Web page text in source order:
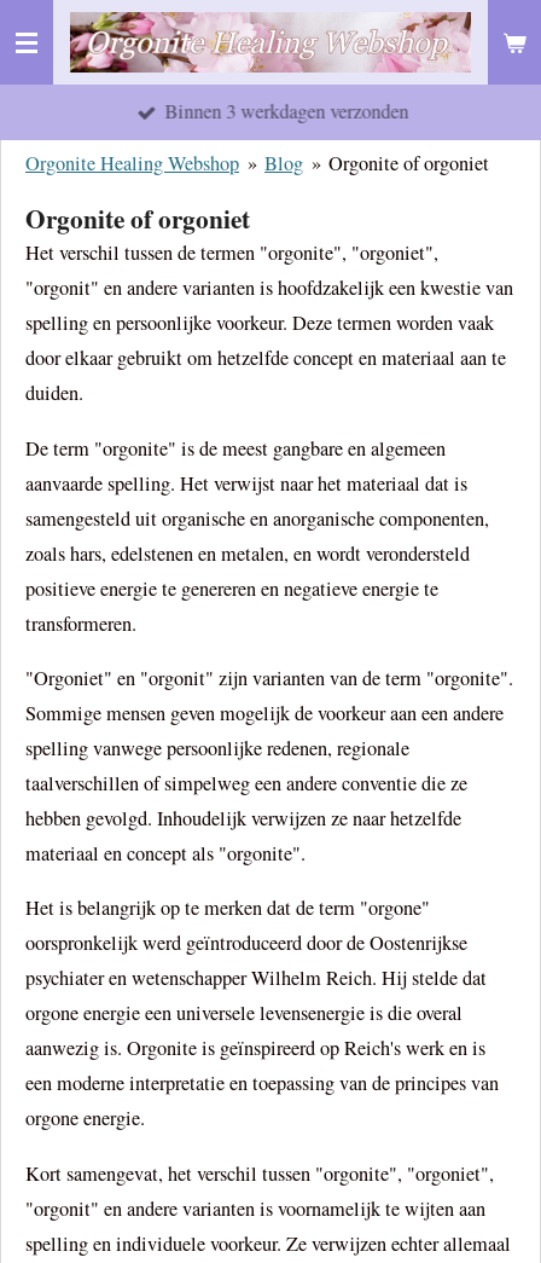
Ga
hoofdinhoud
Binnen 3 werkdagen verzonden
Orgonite Healing Webshop » Blog » Orgonite of orgoniet
Orgonite of orgoniet
Het verschil tussen de termen "orgonite", "orgoniet",
"orgonit" en andere varianten is hoofdzakelijk een kwestie van
spelling en persoonlijke voorkeur. Deze termen worden vaak
door elkaar gebruikt om hetzelfde concept en materiaal aan te
duiden.
De term "orgonite" is de meest gangbare en algemeen
aanvaarde spelling. Het verwijst naar het materiaal dat is
samengesteld uit organische en anorganische componenten,
zoals hars, edelstenen en metalen, en wordt verondersteld
positieve energie te genereren en negatieve energie te
transformeren.
"Orgoniet" en "orgonit" zijn varianten van de term "orgonite".
Sommige mensen geven mogelijk de voorkeur aan een andere
spelling vanwege persoonlijke redenen, regionale
taalverschillen of simpelweg een andere conventie die ze
hebben gevolgd. Inhoudelijk verwijzen ze naar hetzelfde
materiaal en concept als "orgonite".
Het is belangrijk op te merken dat de term "orgone"
oorspronkelijk werd geïntroduceerd door de Oostenrijkse
psychiater en wetenschapper Wilhelm Reich. Hij stelde dat
orgone energie een universele levensenergie is die overal
aanwezig is. Orgonite is geïnspireerd op Reich's werk en is
een moderne interpretatie en toepassing van de principes van
orgone energie.
Kort samengevat, het verschil tussen "orgonite", "orgoniet",
"orgonit" en andere varianten is voornamelijk te wijten aan
spelling en individuele voorkeur. Ze verwijzen echter allemaal